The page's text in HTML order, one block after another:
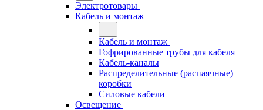
Электротовары
Кабель и монтаж
Кабель и монтаж
Гофрированные трубы для кабеля
Кабель-каналы
Распределительные (распаячные)
коробки
Силовые кабели
Освещение